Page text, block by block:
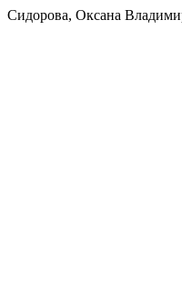
Сидорова, Оксана